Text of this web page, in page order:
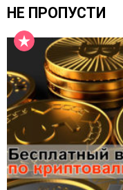
НЕ ПРОПУСТИ